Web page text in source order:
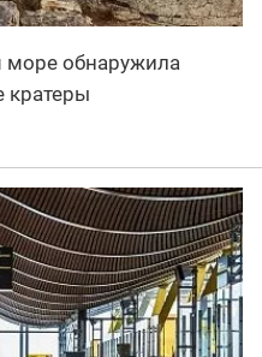
море обнаружила
кратеры